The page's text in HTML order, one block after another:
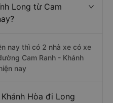
Long từ Cam
nay thì có 2 nhà xe có xe
Cam Ranh - Khánh
nay
Hòa đi Long